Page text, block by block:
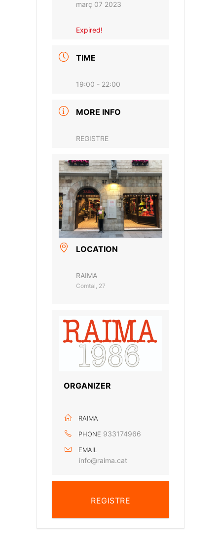
març 07 2023
Expired!
TIME
19:00 - 22:00
MORE INFO
REGISTRE
LOCATION
RAIMA
Comtal, 27
ORGANIZER
RAIMA
PHONE 933174966
EMAIL
info@raima.cat
REGISTRE